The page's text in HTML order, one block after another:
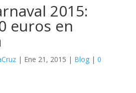
2015:
euros en
| Ene 21, 2015 | Blog| 0